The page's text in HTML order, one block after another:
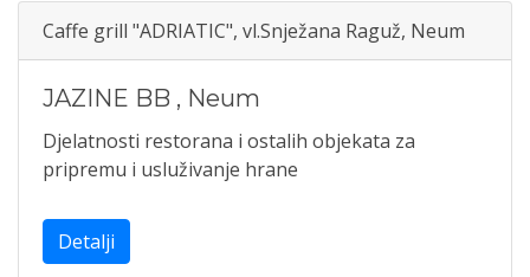
Caffe grill "ADRIATIC", vl.Snježana Raguž, Neum
JAZINE BB , Neum
Djelatnosti restorana i ostalih objekata za
pripremu i usluživanje hrane
Detalji